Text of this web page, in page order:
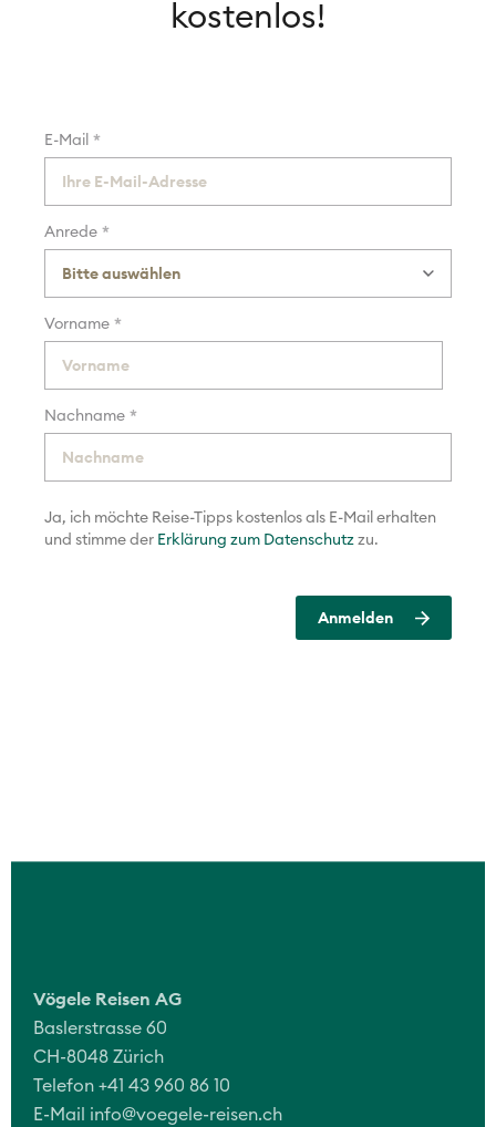
kostenlos!
E-Mail *
Anrede *
Vorname *
Nachname *
Ja, ich möchte Reise-Tipps kostenlos als E-Mail erhalten
und stimme der Erklärung zum Datenschutz zu.
Vögele Reisen AG
Baslerstrasse 60
CH-8048 Zürich
Telefon +41 43 960 86 10
E-Mail info@voegele-reisen.ch